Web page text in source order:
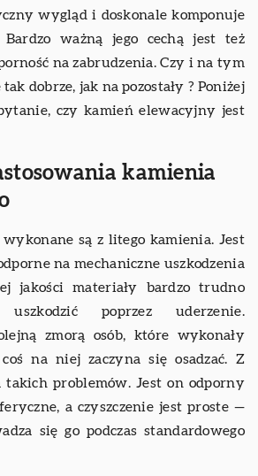
wygląd i doskonale komponuje
ważną jego cechą jest też
na zabrudzenia. Czy i na tym
dobrze, jak na pozostały ? Poniżej
czy kamień elewacyjny jest
kamienia
wykonane są z litego kamienia. Jest
na mechaniczne uszkodzenia
jakości materiały bardzo trudno
poprzez uderzenie.
zmorą osób, które wykonały
na niej zaczyna się osadzać. Z
takich problemów. Jest on odporny
a czyszczenie jest proste —
się go podczas standardowego